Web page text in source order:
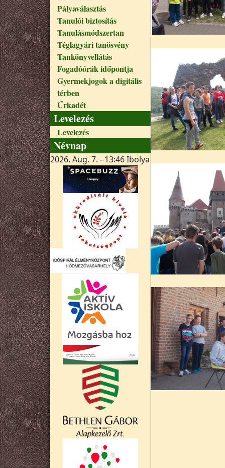
Pályaválasztás
Tanulói biztosítás
Tanulásmódszertan
Téglagyári tanösvény
Tankönyvellátás
Fogadóórák időpontja
Gyermekjogok a digitális
térben
Űrkadét
Levelezés
Levelezés
Névnap
2026. Aug. 7. - 13:46Ibolya